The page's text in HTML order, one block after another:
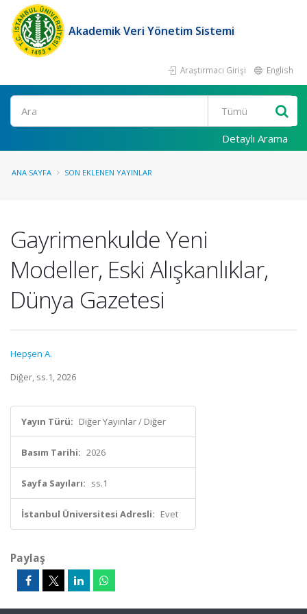
Akademik Veri Yönetim Sistemi
Araştırmacı Girişi English
Ara
Detaylı Arama
ANA SAYFA SON EKLENEN YAYINLAR
Gayrimenkulde Yeni
Modeller, Eski Alışkanlıklar,
Dünya Gazetesi
Hepşen A.
Diğer, ss.1, 2026
Yayın Türü: Diğer Yayınlar / Diğer
Basım Tarihi: 2026
Sayfa Sayıları: ss.1
İstanbul Üniversitesi Adresli: Evet
Paylaş